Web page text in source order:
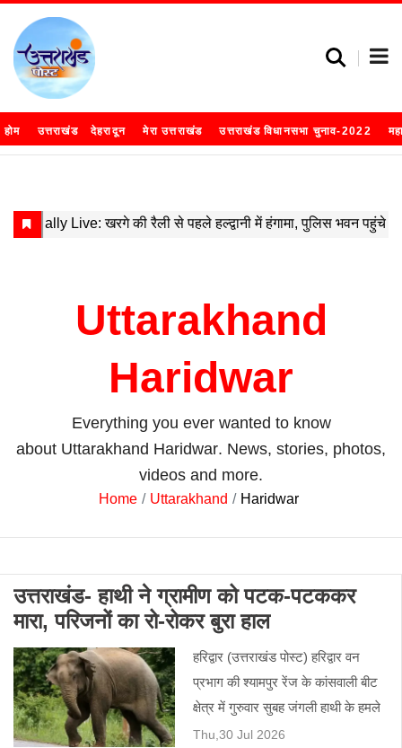
होम उत्तराखंड देहरादून मेरा उत्तराखंड उत्तराखंड विधानसभा चुनाव-2022
Uttarakhand
Haridwar
Everything you ever wanted to know
about Uttarakhand Haridwar. News, stories, photos,
videos and more.
Home Uttarakhand Haridwar
उत्तराखंड- हाथी ने ग्रामीण को पटक-पटककर
मारा, परिजनों का रो-रोकर बुरा हाल
हरिद्वार (उत्तराखंड पोस्ट) हरिद्वार वन
प्रभाग की श्यामपुर रेंज के कांसवाली बीट
क्षेत्र में गुरुवार सुबह जंगली हाथी के हमले
में एक ग्रामीण की मौत हो गई। मृतक की
Thu,30 Jul 2026